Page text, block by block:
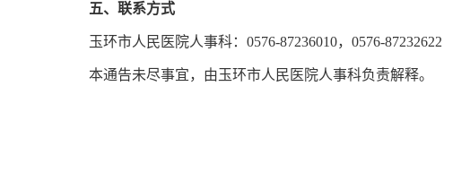
五、联系方式
玉环市人民医院人事科：0576-87236010，0576-87232622
本通告未尽事宜，由玉环市人民医院人事科负责解释。